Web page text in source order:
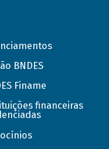
BNDES
Finame
financeiras